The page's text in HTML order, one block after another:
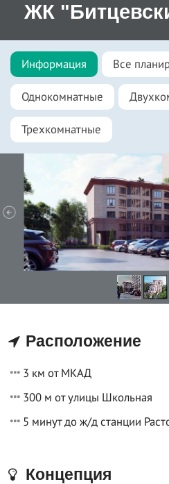
ЖК
Информация Все
Однокомнатные
Трехкомнатные
Расположение
3 км от МКАД
300 м от улицы Школьная
5 минут до ж/д станции
Концепция